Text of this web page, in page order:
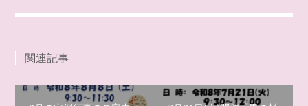
関連記事